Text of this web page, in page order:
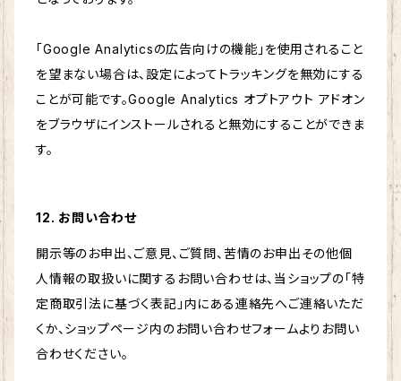
「Google Analyticsの広告向けの機能」を使用されること
を望まない場合は、設定によってトラッキングを無効にする
ことが可能です。Google Analytics オプトアウト アドオン
をブラウザにインストールされると無効にすることができま
す。
12. お問い合わせ
開示等のお申出、ご意見、ご質問、苦情のお申出その他個
人情報の取扱いに関するお問い合わせは、当ショップの「特
定商取引法に基づく表記」内にある連絡先へご連絡いただ
くか、ショップページ内のお問い合わせフォームよりお問い
合わせください。